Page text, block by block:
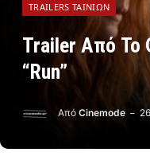
TRAILERS ΤΑΙΝΙΏΝ
Trailer Από Το
“Run”
Από Cinemode